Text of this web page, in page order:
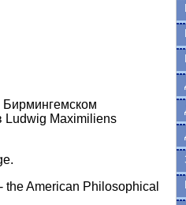
Maximiliens
the American Philosophical